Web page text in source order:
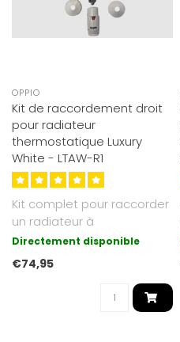
OPPIO
Kit de raccordement droit
pour radiateur
thermostatique Luxury
White - LTAW-R1
Kit complet pour raccorder
un radiateur à
raccordement latéral.
Convient aux t..
Directement disponible
€74,95